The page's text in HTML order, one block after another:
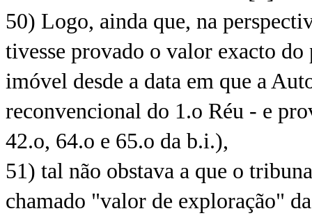
50) Logo, ainda que, na
tivesse provado o valor exacto
imóvel desde a data em que a
reconvencional do 1.o Réu - e
42.o, 64.o e 65.o da b.i.),
51) tal não obstava a que o
chamado "valor de exploração"